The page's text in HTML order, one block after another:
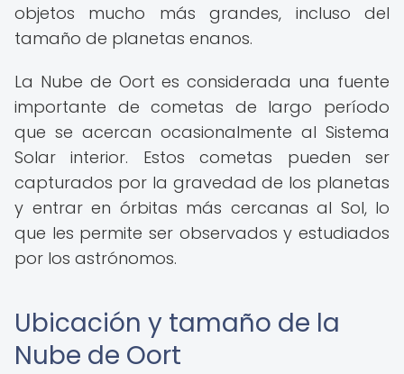
objetos mucho más grandes, incluso del
tamaño de planetas enanos.
La Nube de Oort es considerada una fuente
importante de cometas de largo período
que se acercan ocasionalmente al Sistema
Solar interior. Estos cometas pueden ser
capturados por la gravedad de los planetas
y entrar en órbitas más cercanas al Sol, lo
que les permite ser observados y estudiados
por los astrónomos.
Ubicación y tamaño de la
Nube de Oort